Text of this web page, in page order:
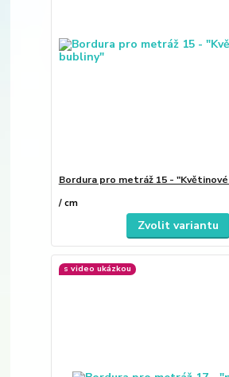
Bordura pro metráž 15 -
/cm
Zvolit variantu
s video ukázkou